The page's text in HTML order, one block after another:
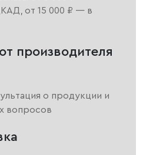
от 15 000 ₽ — в
производителя
о продукции и
вопросов